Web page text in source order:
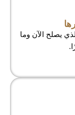
يصلح الآن وما